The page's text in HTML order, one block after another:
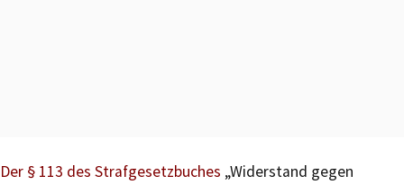
Der § 113 des Strafgesetzbuches „Widerstand gegen